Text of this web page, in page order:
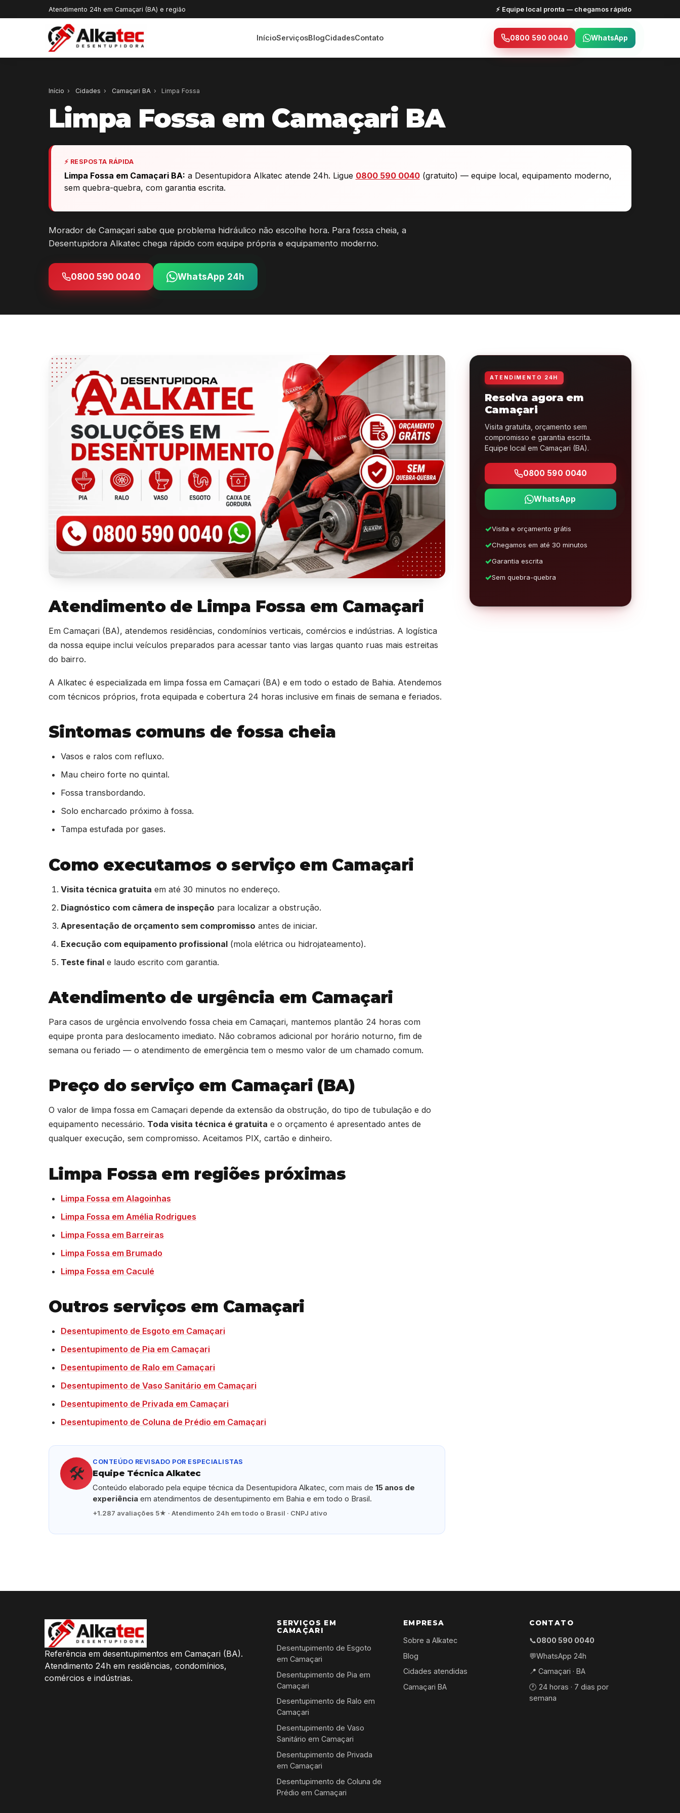
Atendimento 24h em Camaçari (BA) e região ⚡ Equipe local pronta — chegamos rápido
InícioServiçosBlogCidadesContato 0800 590 0040 WhatsApp
Início › Cidades › Camaçari BA › Limpa Fossa
Limpa Fossa em Camaçari BA
⚡ RESPOSTA RÁPIDA
Limpa Fossa em Camaçari BA: a Desentupidora Alkatec atende 24h. Ligue 0800 590 0040(gratuito) — equipe local, equipamento moderno,
sem quebra-quebra, com garantia escrita.
Morador de Camaçari sabe que problema hidráulico não escolhe hora. Para fossa cheia, a
Desentupidora Alkatec chega rápido com equipe própria e equipamento moderno.
0800 590 0040 WhatsApp 24h
Atendimento de Limpa Fossa em Camaçari
Em Camaçari (BA), atendemos residências, condomínios verticais, comércios e indústrias. A logística
da nossa equipe inclui veículos preparados para acessar tanto vias largas quanto ruas mais estreitas
do bairro.
A Alkatec é especializada em limpa fossa em Camaçari (BA) e em todo o estado de Bahia. Atendemos
com técnicos próprios, frota equipada e cobertura 24 horas inclusive em finais de semana e feriados.
Sintomas comuns de fossa cheia
Vasos e ralos com refluxo.
Mau cheiro forte no quintal.
Fossa transbordando.
Solo encharcado próximo à fossa.
Tampa estufada por gases.
Como executamos o serviço em Camaçari
Visita técnica gratuita em até 30 minutos no endereço.
Diagnóstico com câmera de inspeção para localizar a obstrução.
Apresentação de orçamento sem compromisso antes de iniciar.
Execução com equipamento profissional (mola elétrica ou hidrojateamento).
Teste final e laudo escrito com garantia.
Atendimento de urgência em Camaçari
Para casos de urgência envolvendo fossa cheia em Camaçari, mantemos plantão 24 horas com
equipe pronta para deslocamento imediato. Não cobramos adicional por horário noturno, fim de
semana ou feriado — o atendimento de emergência tem o mesmo valor de um chamado comum.
Preço do serviço em Camaçari (BA)
O valor de limpa fossa em Camaçari depende da extensão da obstrução, do tipo de tubulação e do
equipamento necessário. Toda visita técnica é gratuita e o orçamento é apresentado antes de
qualquer execução, sem compromisso. Aceitamos PIX, cartão e dinheiro.
Limpa Fossa em regiões próximas
Limpa Fossa em Alagoinhas
Limpa Fossa em Amélia Rodrigues
Limpa Fossa em Barreiras
Limpa Fossa em Brumado
Limpa Fossa em Caculé
Outros serviços em Camaçari
Desentupimento de Esgoto em Camaçari
Desentupimento de Pia em Camaçari
Desentupimento de Ralo em Camaçari
Desentupimento de Vaso Sanitário em Camaçari
Desentupimento de Privada em Camaçari
Desentupimento de Coluna de Prédio em Camaçari
🛠️
CONTEÚDO REVISADO POR ESPECIALISTAS
Equipe Técnica Alkatec
Conteúdo elaborado pela equipe técnica da Desentupidora Alkatec, com mais de15 anos de
experiência em atendimentos de desentupimento em Bahia e em todo o Brasil.
+1.287 avaliações 5★ · Atendimento 24h em todo o Brasil · CNPJ ativo
ATENDIMENTO 24H
Resolva agora em
Camaçari
Visita gratuita, orçamento sem
compromisso e garantia escrita.
Equipe local em Camaçari (BA).
0800 590 0040
WhatsApp
Visita e orçamento grátis
Chegamos em até 30 minutos
Garantia escrita
Sem quebra-quebra
Referência em desentupimentos em Camaçari (BA).
Atendimento 24h em residências, condomínios,
comércios e indústrias.
SERVIÇOS EM
CAMAÇARI
Desentupimento de Esgoto
em Camaçari
Desentupimento de Pia em
Camaçari
Desentupimento de Ralo em
Camaçari
Desentupimento de Vaso
Sanitário em Camaçari
Desentupimento de Privada
em Camaçari
Desentupimento de Coluna de
Prédio em Camaçari
EMPRESA
Sobre a Alkatec
Blog
Cidades atendidas
Camaçari BA
CONTATO
📞0800 590 0040
💬WhatsApp 24h
📍 Camaçari · BA
🕐 24 horas · 7 dias por
semana